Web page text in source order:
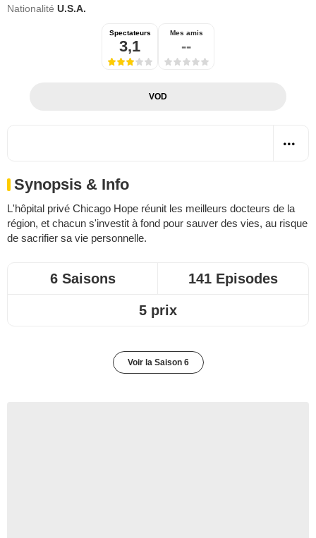
Nationalité U.S.A.
Spectateurs
3,1
Mes amis
--
VOD
Synopsis & Info
L'hôpital privé Chicago Hope réunit les meilleurs docteurs de la
région, et chacun s'investit à fond pour sauver des vies, au risque
de sacrifier sa vie personnelle.
6 Saisons 141 Episodes
5 prix
Voir la Saison 6